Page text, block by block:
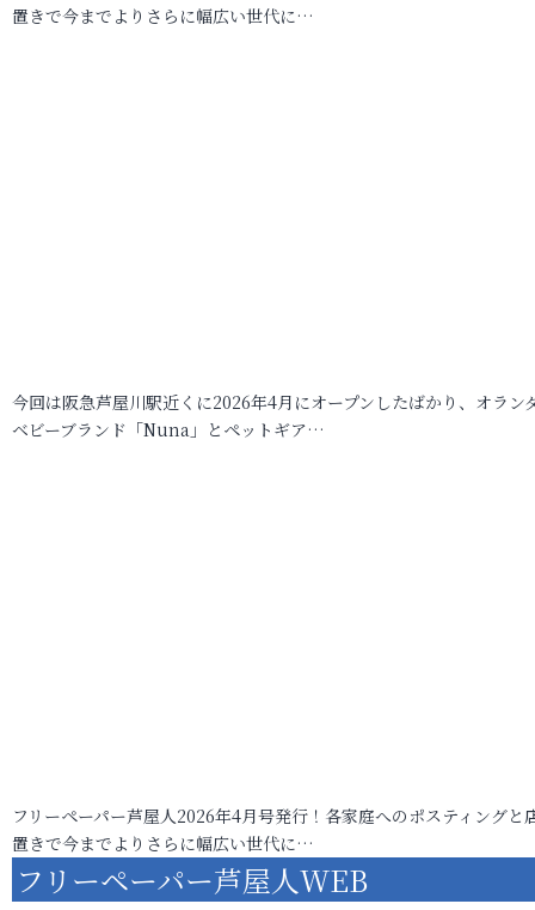
置きで今までよりさらに幅広い世代に…
今回は阪急芦屋川駅近くに2026年4月にオープンしたばかり、オラン
ベビーブランド「Nuna」とペットギア…
フリーペーパー芦屋人2026年4月号発行！各家庭へのポスティングと
置きで今までよりさらに幅広い世代に…
フリーペーパー芦屋人WEB